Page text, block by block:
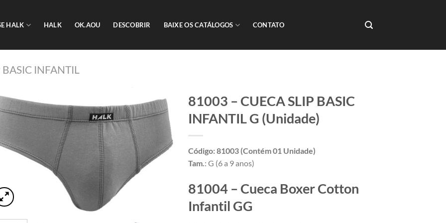
HALK HALK OK.AOU DESCOBRIR BAIXE OS CATÁLOGOS CONTATO
BASIC INFANTIL
Adicionar
81003 – CUECA SLIP BASIC
INFANTIL G (Unidade)
Código: 81003 (Contém 01 Unidade)
Tam.: G (6 a 9 anos)
81004 – Cueca Boxer Cotton
Infantil GG